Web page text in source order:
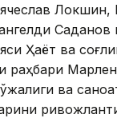
Локшин,
Ҳаёт ва
раҳбари
ва